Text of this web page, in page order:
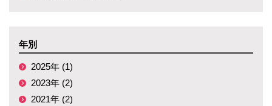
年別
2025年 (1)
2023年 (2)
2021年 (2)